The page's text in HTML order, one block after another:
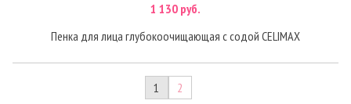
1 130 руб.
Пенка для лица глубокоочищающая с содой CELIMAX
1 2